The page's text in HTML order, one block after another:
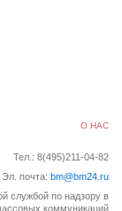
О НАС
Тел.: 8(495)211-04-82
Эл. почта: bm@bm24.ru
службой по надзору в
коммуникаций